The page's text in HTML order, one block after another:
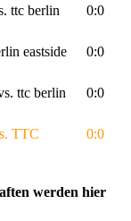
ttc berlin
0:0
eastside
0:0
ttc berlin
0:0
TTC
0:0
werden hier